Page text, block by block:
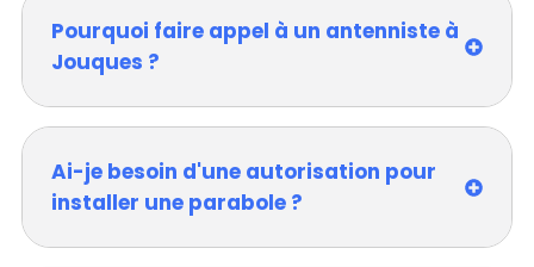
Pourquoi faire appel à un antenniste à
Jouques ?
Ai-je besoin d'une autorisation pour
installer une parabole ?